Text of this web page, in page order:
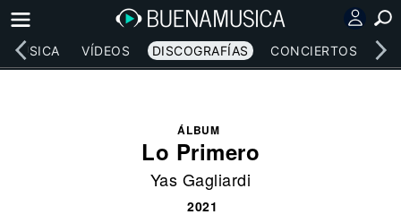
MÚSICA VÍDEOS DISCOGRAFÍAS CONCIERTOS
ÁLBUM
Lo Primero
Yas Gagliardi
2021